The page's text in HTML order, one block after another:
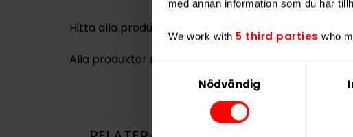
med annan information som du har
We work with 5 third parties who
Nödvändig
Hitta alla produkter från
Alla produkter med smaken